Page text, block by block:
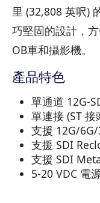
里 (32,808 英呎)
巧堅固的設計，
OB車和攝影機。
產品特色
單通道 12G-
單連接 (ST 接
支援 12G/
支援 SDI
支援 SDI
5-20 VDC 電